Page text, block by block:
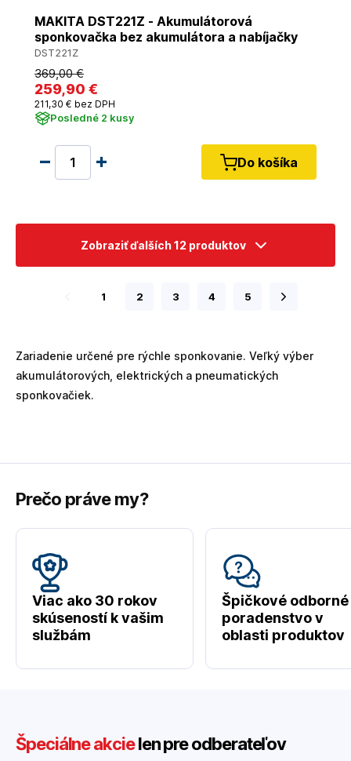
MAKITA DST221Z - Akumulátorová
sponkovačka bez akumulátora a nabíjačky
DST221Z
369,00 €
259,90 €
211,30 € bez DPH
Posledné 2 kusy
Do košíka
Zobraziť ďalších 12 produktov
1 2 3 4 5
Zariadenie určené pre rýchle sponkovanie. Veľký výber
akumulátorových, elektrických a pneumatických
sponkovačiek.
Prečo práve my?
Viac ako 30 rokov
skúseností k vašim
službám
Špičkové odborné
poradenstvo v
oblasti produktov
Špeciálne akcielen pre odberateľov